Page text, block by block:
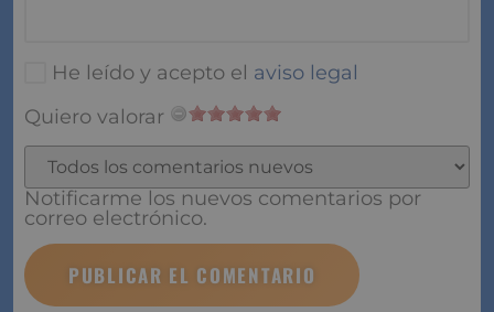
He leído y acepto el aviso legal
Quiero valorar
Notificarme los nuevos comentarios por
correo electrónico.